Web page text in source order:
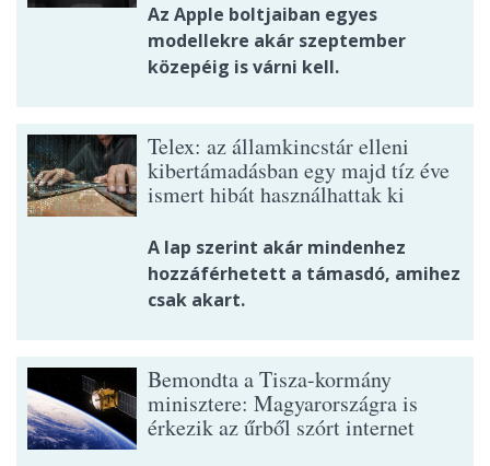
Az Apple boltjaiban egyes
modellekre akár szeptember
közepéig is várni kell.
Telex: az államkincstár elleni
kibertámadásban egy majd tíz éve
ismert hibát használhattak ki
A lap szerint akár mindenhez
hozzáférhetett a támasdó, amihez
csak akart.
Bemondta a Tisza-kormány
minisztere: Magyarországra is
érkezik az űrből szórt internet